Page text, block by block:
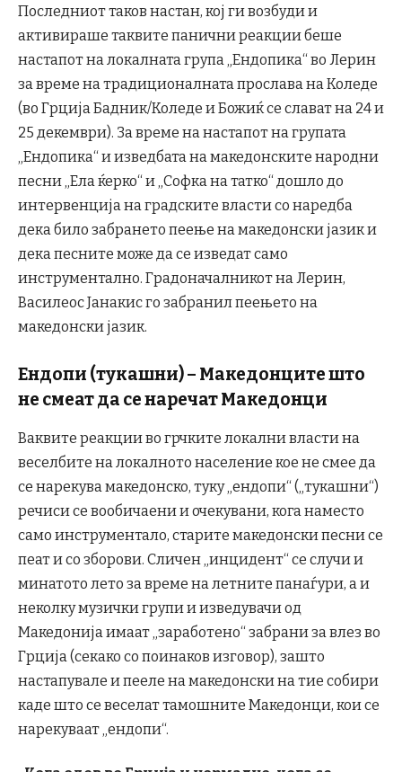
Последниот таков настан, кој ги возбуди и
активираше таквите панични реакции беше
настапот на локалната група „Ендопика“ во Лерин
за време на традиционалната прослава на Коледе
(во Грција Бадник/Коледе и Божиќ се слават на 24 и
25 декември). За време на настапот на групата
„Ендопика“ и изведбата на македонските народни
песни „Ела ќерко“ и „Софка на татко“ дошло до
интервенција на градските власти со наредба
дека било забрането пеење на македонски јазик и
дека песните може да се изведат само
инструментално. Градоначалникот на Лерин,
Василеос Јанакис го забранил пеењето на
македонски јазик.
Ендопи (тукашни) – Македонците што
не смеат да се наречат Македонци
Ваквите реакции во грчките локални власти на
веселбите на локалното население кое не смее да
се нарекува македонско, туку „ендопи“ („тукашни“)
речиси се вообичаени и очекувани, кога наместо
само инструментало, старите македонски песни се
пеат и со зборови. Сличен „инцидент“ се случи и
минатото лето за време на летните панаѓури, а и
неколку музички групи и изведувачи од
Македонија имаат „заработено“ забрани за влез во
Грција (секако со поинаков изговор), зашто
настапувале и пееле на македонски на тие собири
каде што се веселат тамошните Македонци, кои се
нарекуваат „ендопи“.